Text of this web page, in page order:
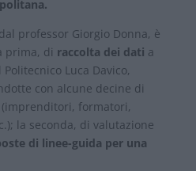
professor Giorgio Donna, è
prima, di raccolta dei dati a
Luca Davico,
con alcune decine di
formatori,
la seconda, di valutazione
di linee-guida per una